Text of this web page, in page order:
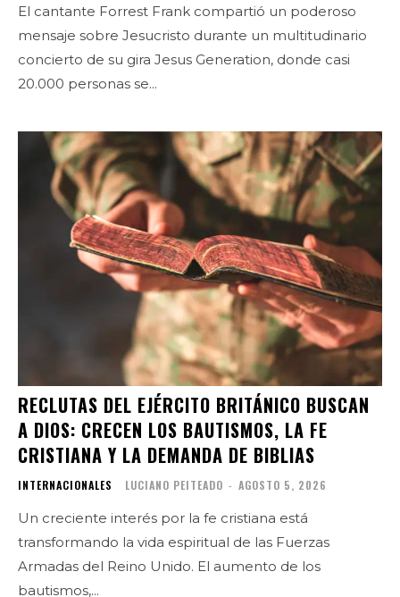
El cantante Forrest Frank compartió un poderoso
mensaje sobre Jesucristo durante un multitudinario
concierto de su gira Jesus Generation, donde casi
20.000 personas se...
RECLUTAS DEL EJÉRCITO BRITÁNICO BUSCAN
A DIOS: CRECEN LOS BAUTISMOS, LA FE
CRISTIANA Y LA DEMANDA DE BIBLIAS
INTERNACIONALES LUCIANO PEITEADO - AGOSTO 5, 2026
Un creciente interés por la fe cristiana está
transformando la vida espiritual de las Fuerzas
Armadas del Reino Unido. El aumento de los
bautismos,...